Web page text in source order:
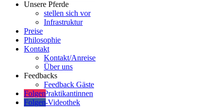
Unsere Pferde
stellen sich vor
Infrastruktur
Preise
Philosophie
Kontakt
Kontakt/Anreise
Über uns
Feedbacks
Feedback Gäste
Praktikantinnen
Online-Videothek
Folgen
Folgen